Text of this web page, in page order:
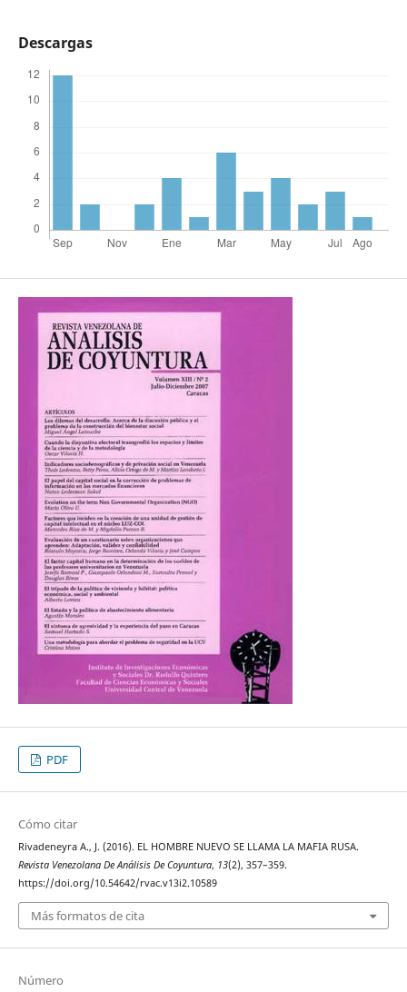
Descargas
PDF
Cómo citar
Rivadeneyra A., J. (2016). EL HOMBRE NUEVO SE LLAMA LA MAFIA RUSA.
Revista Venezolana De Análisis De Coyuntura, 13(2), 357–359.
https://doi.org/10.54642/rvac.v13i2.10589
Más formatos de cita
Número